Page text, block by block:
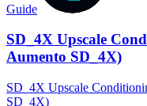
Guide
SD_4X Upscale
Aumento SD_4X)
SD_4X Upscale
SD_4X)